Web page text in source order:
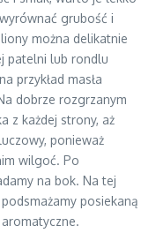
grubość i
można delikatnie
patelni lub rondlu
przykład masła
dobrze rozgrzanym
z każdej strony, aż
ponieważ
wilgoć. Po
na bok. Na tej
posiekaną